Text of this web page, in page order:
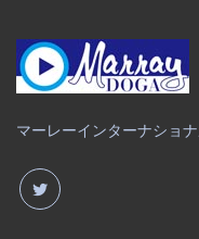
マーレーインターナショ